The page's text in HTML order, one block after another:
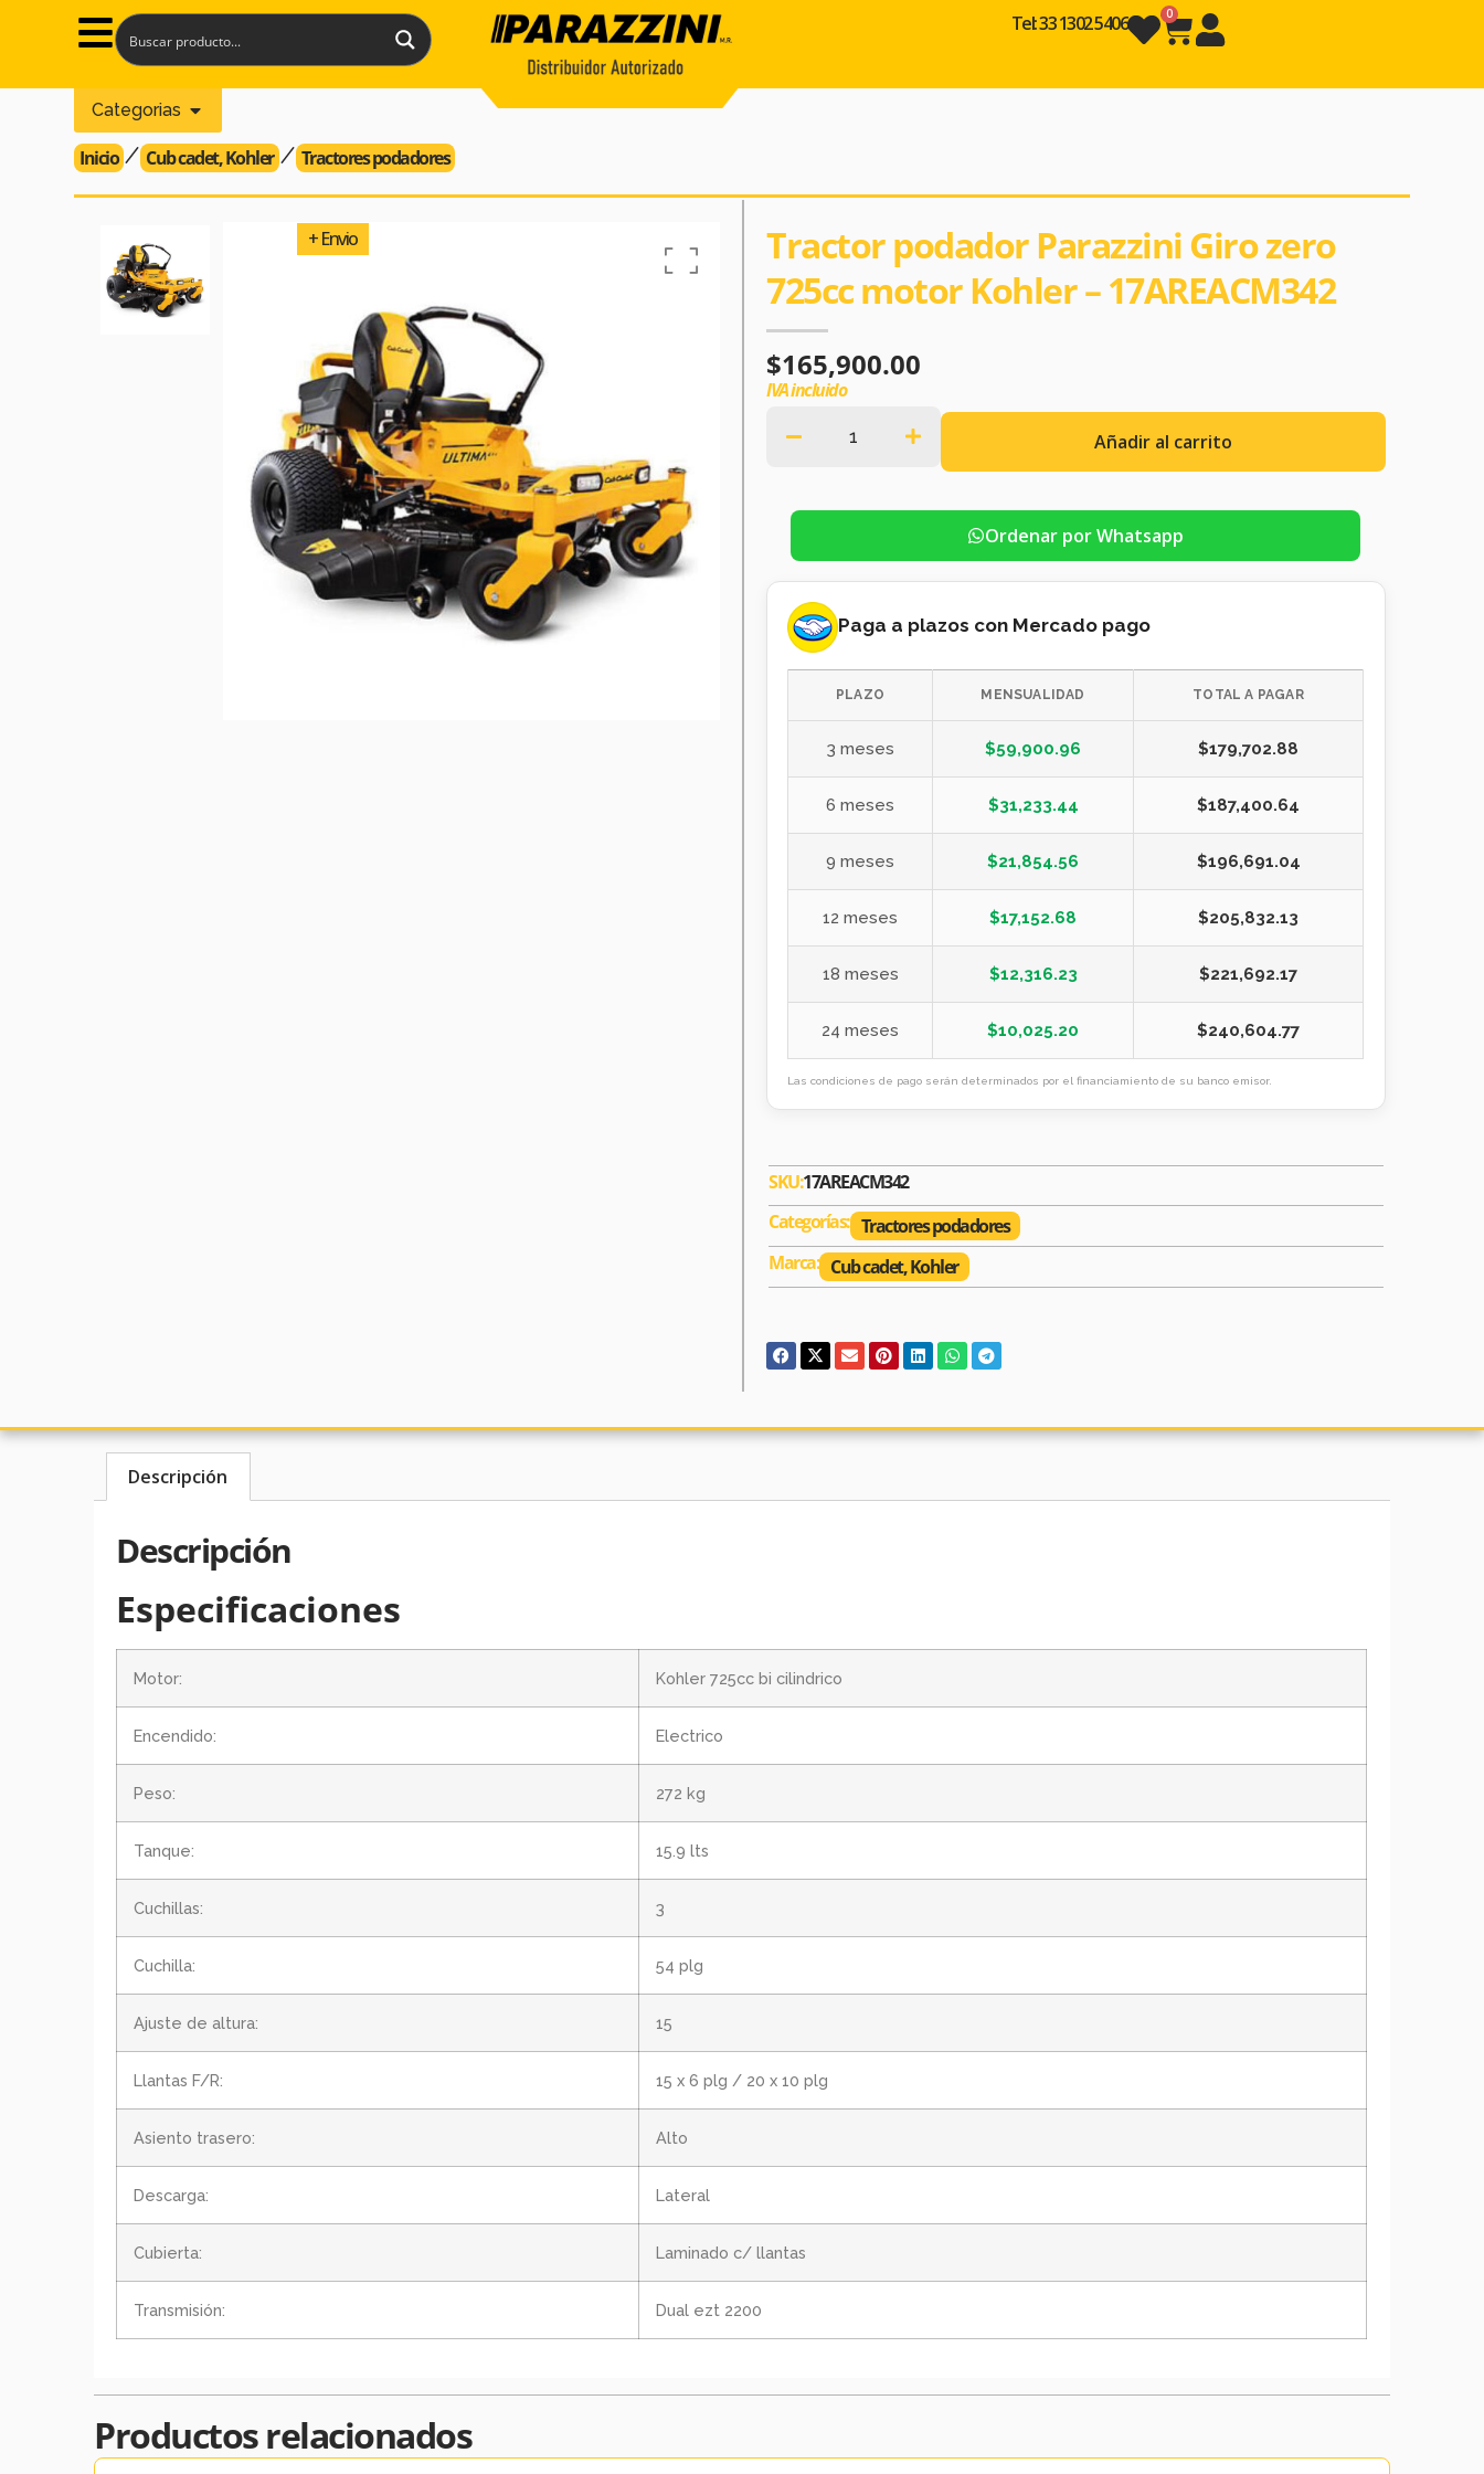
Categorias
Tel: 33 1302 5406 0
Inicio Cub cadet,Kohler Tractores podadores
+ Envio
Tractor podador Parazzini Giro zero
725cc motor Kohler – 17AREACM342
$165,900.00
IVA incluido
Añadir al carrito
Ordenar por Whatsapp
Paga a plazos con Mercado pago
PLAZO MENSUALIDAD TOTAL A PAGAR
3 meses $59,900.96 $179,702.88
6 meses $31,233.44 $187,400.64
9 meses $21,854.56 $196,691.04
12 meses $17,152.68 $205,832.13
18 meses $12,316.23 $221,692.17
24 meses $10,025.20 $240,604.77
Las condiciones de pago serán determinados por el financiamiento de su banco emisor.
SKU:17AREACM342
Categorías: Tractores podadores
Marca: Cub cadet,Kohler
Descripción
Descripción
Especificaciones
Motor: Kohler 725cc bi cilindrico
Encendido: Electrico
Peso: 272 kg
Tanque: 15.9 lts
Cuchillas: 3
Cuchilla: 54 plg
Ajuste de altura: 15
Llantas F/R: 15 x 6 plg / 20 x 10 plg
Asiento trasero: Alto
Descarga: Lateral
Cubierta: Laminado c/ llantas
Transmisión: Dual ezt 2200
Productos relacionados